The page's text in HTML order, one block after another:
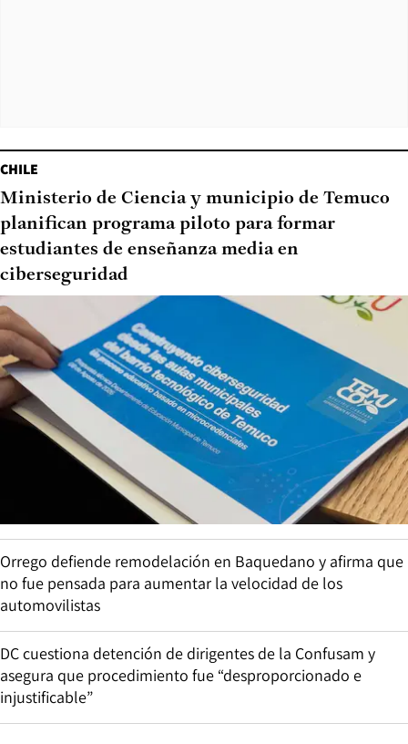
CHILE
Ministerio de Ciencia y municipio de Temuco
planifican programa piloto para formar
estudiantes de enseñanza media en
ciberseguridad
Orrego defiende remodelación en Baquedano y afirma que
no fue pensada para aumentar la velocidad de los
automovilistas
DC cuestiona detención de dirigentes de la Confusam y
asegura que procedimiento fue “desproporcionado e
injustificable”